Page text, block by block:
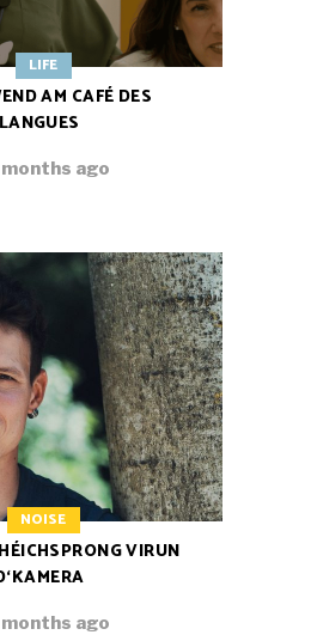
LIFE
AM CAFÉ DES
LANGUES
months ago
NOISE
VIRUN
months ago